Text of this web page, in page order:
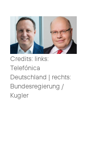
Credits: links:
Telefónica
Deutschland | rechts:
Bundesregierung /
Kugler